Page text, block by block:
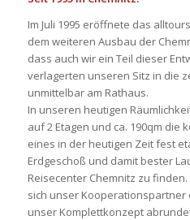
Im Juli 1995 eröffnete das
dem weiteren Ausbau der
dass auch wir ein Teil dieser
verlagerten unseren Sitz in die
unmittelbar am Rathaus.
In unseren heutigen
auf 2 Etagen und ca. 190qm die
eines in der heutigen Zeit fest
Erdgeschoß und damit bester
Reisecenter Chemnitz zu
sich unser Kooperationspartner
unser Komplettkonzept